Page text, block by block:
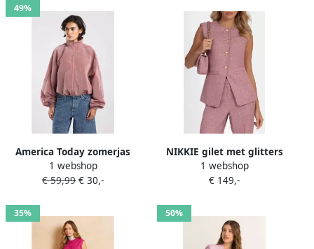
49%
America Today zomerjas
oudroze
1 webshop
€ 59,99 € 30,-
NIKKIE gilet met glitters
roze
1 webshop
€ 149,-
35% 50%